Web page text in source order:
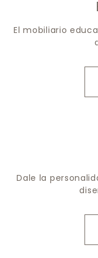
El mobiliario
Dale la